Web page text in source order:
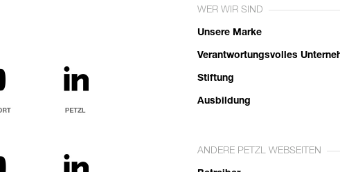
WER WIR SIND
Unsere Marke
Verantwortungsvolles
Stiftung
Ausbildung
ANDERE PETZL WEBSEITEN